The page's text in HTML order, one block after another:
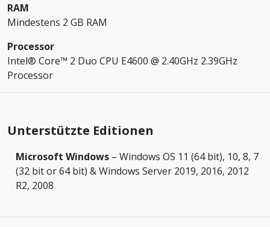
RAM
Mindestens 2 GB RAM
Processor
Intel® Core™ 2 Duo CPU E4600 @ 2.40GHz 2.39GHz
Processor
Unterstützte Editionen
Microsoft Windows – Windows OS 11 (64 bit), 10, 8, 7
(32 bit or 64 bit) & Windows Server 2019, 2016, 2012
R2, 2008